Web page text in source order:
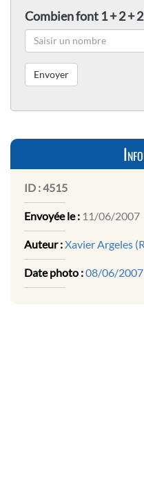
Combien font 1 + 2 + 2
ID :4515
Envoyée le : 11/06/2007
Auteur :Xavier Argeles
Date photo :08/06/2007